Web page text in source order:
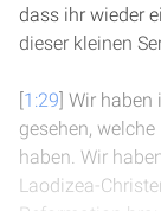
dass ihr wieder
dieser kleinen
[1:29] Wir haben
gesehen,
haben. Wir
Laodizea-